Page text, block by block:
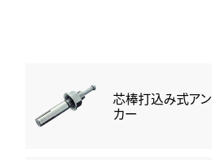
芯棒打込み式アン
カー